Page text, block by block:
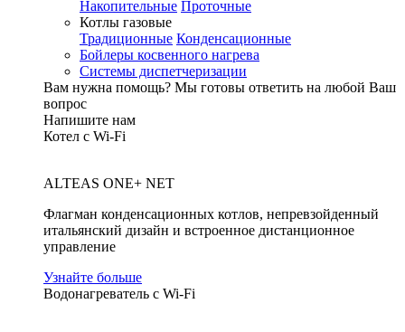
Накопительные Проточные
Котлы газовые
Традиционные Конденсационные
Бойлеры косвенного нагрева
Системы диспетчеризации
Вам нужна помощь? Мы готовы ответить на любой Ваш
вопрос
Напишите нам
Котел с Wi-Fi
ALTEAS ONE+ NET
Флагман конденсационных котлов, непревзойденный
итальянский дизайн и встроенное дистанционное
управление
Узнайте больше
Водонагреватель с Wi-Fi